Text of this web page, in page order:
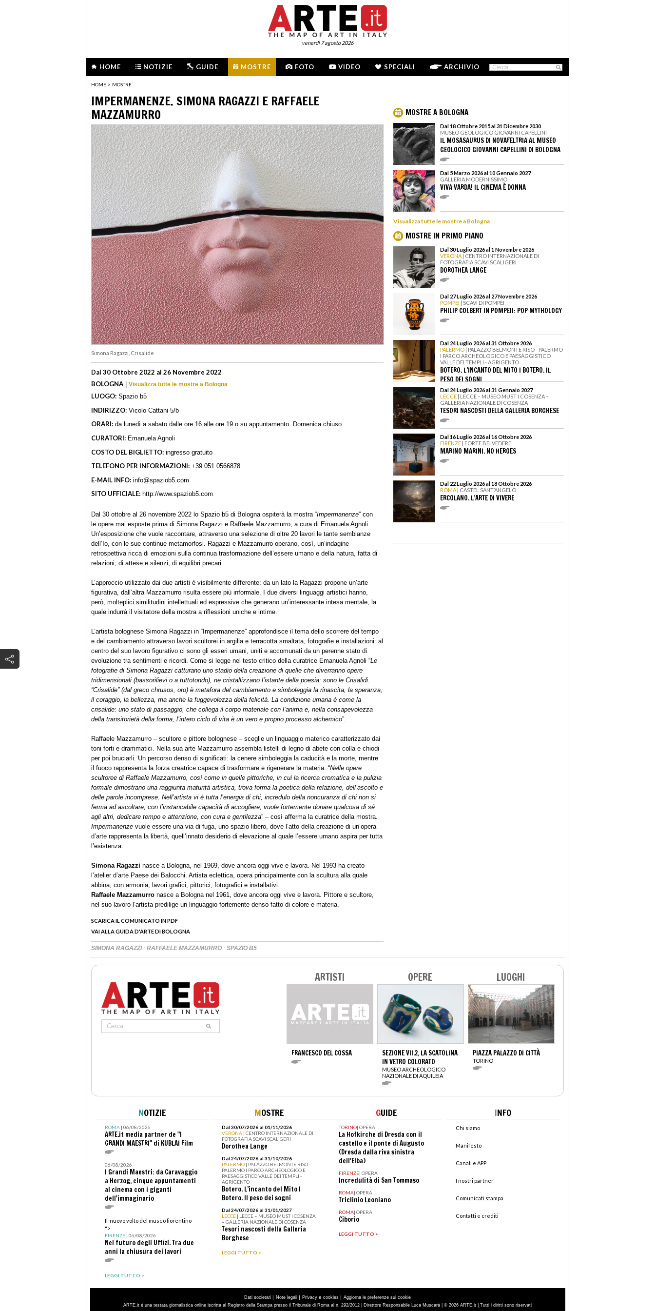
venerdì 7 agosto 2026
HOME NOTIZIE GUIDE MOSTRE FOTO VIDEO SPECIALI ARCHIVIO
HOME > MOSTRE
IMPERMANENZE. SIMONA RAGAZZI E RAFFAELE
MAZZAMURRO
Simona Ragazzi, Crisalide
Dal 30 Ottobre 2022 al 26 Novembre 2022
BOLOGNA | Visualizza tutte le mostre a Bologna
LUOGO: Spazio b5
INDIRIZZO: Vicolo Cattani 5/b
ORARI: da lunedì a sabato dalle ore 16 alle ore 19 o su appuntamento. Domenica chiuso
CURATORI: Emanuela Agnoli
COSTO DEL BIGLIETTO: ingresso gratuito
TELEFONO PER INFORMAZIONI: +39 051 0566878
E-MAIL INFO: info@spaziob5.com
SITO UFFICIALE: http://www.spaziob5.com
Dal 30 ottobre al 26 novembre 2022 lo Spazio b5 di Bologna ospiterà la mostra “Impermanenze” con
le opere mai esposte prima di Simona Ragazzi e Raffaele Mazzamurro, a cura di Emanuela Agnoli.
Un’esposizione che vuole raccontare, attraverso una selezione di oltre 20 lavori le tante sembianze
dell’Io, con le sue continue metamorfosi. Ragazzi e Mazzamurro operano, così, un’indagine
retrospettiva ricca di emozioni sulla continua trasformazione dell’essere umano e della natura, fatta di
relazioni, di attese e silenzi, di equilibri precari.
L’approccio utilizzato dai due artisti è visibilmente differente: da un lato la Ragazzi propone un’arte
figurativa, dall’altra Mazzamurro risulta essere più informale. I due diversi linguaggi artistici hanno,
però, molteplici similitudini intellettuali ed espressive che generano un’interessante intesa mentale, la
quale indurrà il visitatore della mostra a riflessioni uniche e intime.
L’artista bolognese Simona Ragazzi in “Impermanenze” approfondisce il tema dello scorrere del tempo
e del cambiamento attraverso lavori scultorei in argilla e terracotta smaltata, fotografie e installazioni: al
centro del suo lavoro figurativo ci sono gli esseri umani, uniti e accomunati da un perenne stato di
evoluzione tra sentimenti e ricordi. Come si legge nel testo critico della curatrice Emanuela Agnoli “Le
fotografie di Simona Ragazzi catturano uno stadio della creazione di quelle che diverranno opere
tridimensionali (bassorilievi o a tuttotondo), ne cristallizzano l’istante della poesia: sono le Crisalidi.
“Crisalide” (dal greco chrusos, oro) è metafora del cambiamento e simboleggia la rinascita, la speranza,
il coraggio, la bellezza, ma anche la fuggevolezza della felicità. La condizione umana è come la
crisalide: uno stato di passaggio, che collega il corpo materiale con l’anima e, nella consapevolezza
della transitorietà della forma, l’intero ciclo di vita è un vero e proprio processo alchemico”.
Raffaele Mazzamurro – scultore e pittore bolognese – sceglie un linguaggio materico caratterizzato dai
toni forti e drammatici. Nella sua arte Mazzamurro assembla listelli di legno di abete con colla e chiodi
per poi bruciarli. Un percorso denso di significati: la cenere simboleggia la caducità e la morte, mentre
il fuoco rappresenta la forza creatrice capace di trasformare e rigenerare la materia. “Nelle opere
scultoree di Raffaele Mazzamurro, così come in quelle pittoriche, in cui la ricerca cromatica e la pulizia
formale dimostrano una raggiunta maturità artistica, trova forma la poetica della relazione, dell’ascolto e
delle parole incomprese. Nell’artista vi è tutta l’energia di chi, incredulo della noncuranza di chi non si
ferma ad ascoltare, con l’instancabile capacità di accogliere, vuole fortemente donare qualcosa di sé
agli altri, dedicare tempo e attenzione, con cura e gentilezza” – così afferma la curatrice della mostra.
Impermanenze vuole essere una via di fuga, uno spazio libero, dove l’atto della creazione di un’opera
d’arte rappresenta la libertà, quell’innato desiderio di elevazione al quale l’essere umano aspira per tutta
l’esistenza.
Simona Ragazzi nasce a Bologna, nel 1969, dove ancora oggi vive e lavora. Nel 1993 ha creato
l’atelier d’arte Paese dei Balocchi. Artista eclettica, opera principalmente con la scultura alla quale
abbina, con armonia, lavori grafici, pittorici, fotografici e installativi.
Raffaele Mazzamurro nasce a Bologna nel 1961, dove ancora oggi vive e lavora. Pittore e scultore,
nel suo lavoro l’artista predilige un linguaggio fortemente denso fatto di colore e materia.
SCARICA IL COMUNICATO IN PDF
VAI ALLA GUIDA D'ARTE DI BOLOGNA
SIMONA RAGAZZI · RAFFAELE MAZZAMURRO · SPAZIO B5
MOSTRE A BOLOGNA
Dal 18 Ottobre 2015 al 31 Dicembre 2030
MUSEO GEOLOGICO GIOVANNI CAPELLINI
IL MOSASAURUS DI NOVAFELTRIA AL MUSEO
GEOLOGICO GIOVANNI CAPELLINI DI BOLOGNA
Dal 5 Marzo 2026 al 10 Gennaio 2027
GALLERIA MODERNISSIMO
VIVA VARDA! IL CINEMA È DONNA
Visualizza tutte le mostre a Bologna
MOSTRE IN PRIMO PIANO
Dal 30 Luglio 2026 al 1 Novembre 2026
VERONA | CENTRO INTERNAZIONALE DI
FOTOGRAFIA SCAVI SCALIGERI
DOROTHEA LANGE
Dal 27 Luglio 2026 al 27 Novembre 2026
POMPEI | SCAVI DI POMPEI
PHILIP COLBERT IN POMPEII: POP MYTHOLOGY
Dal 24 Luglio 2026 al 31 Ottobre 2026
PALERMO | PALAZZO BELMONTE RISO - PALERMO
I PARCO ARCHEOLOGICO E PAESAGGISTICO
VALLE DEI TEMPLI - AGRIGENTO
BOTERO. L’INCANTO DEL MITO I BOTERO. IL
PESO DEI SOGNI
Dal 24 Luglio 2026 al 31 Gennaio 2027
LECCE | LECCE – MUSEO MUST I COSENZA –
GALLERIA NAZIONALE DI COSENZA
TESORI NASCOSTI DELLA GALLERIA BORGHESE
Dal 16 Luglio 2026 al 16 Ottobre 2026
FIRENZE | FORTE BELVEDERE
MARINO MARINI. NO HEROES
Dal 22 Luglio 2026 al 18 Ottobre 2026
ROMA | CASTEL SANT’ANGELO
ERCOLANO. L’ARTE DI VIVERE
ARTISTI
FRANCESCO DEL COSSA
OPERE
SEZIONE VII.2, LA SCATOLINA
IN VETRO COLORATO
MUSEO ARCHEOLOGICO
NAZIONALE DI AQUILEIA
LUOGHI
PIAZZA PALAZZO DI CITTÀ
TORINO
NOTIZIE
ROMA| 06/08/2026
ARTE.it media partner de "I
GRANDI MAESTRI" di KUBLAI Film
06/08/2026
I Grandi Maestri: da Caravaggio
a Herzog, cinque appuntamenti
al cinema con i giganti
dell'immaginario
Il nuovo volto del museo fiorentino
">
FIRENZE| 06/08/2026
Nel futuro degli Uffizi. Tra due
anni la chiusura dei lavori
LEGGI TUTTO >
MOSTRE
Dal 30/07/2026 al 01/11/2026
VERONA | CENTRO INTERNAZIONALE DI
FOTOGRAFIA SCAVI SCALIGERI
Dorothea Lange
Dal 24/07/2026 al 31/10/2026
PALERMO | PALAZZO BELMONTE RISO -
PALERMO I PARCO ARCHEOLOGICO E
PAESAGGISTICO VALLE DEI TEMPLI -
AGRIGENTO
Botero. L’incanto del Mito I
Botero. Il peso dei sogni
Dal 24/07/2026 al 31/01/2027
LECCE | LECCE – MUSEO MUST I COSENZA
– GALLERIA NAZIONALE DI COSENZA
Tesori nascosti della Galleria
Borghese
LEGGI TUTTO >
GUIDE
TORINO| OPERA
La Hofkirche di Dresda con il
castello e il ponte di Augusto
(Dresda dalla riva sinistra
dell'Elba)
FIRENZE| OPERA
Incredulità di San Tommaso
ROMA| OPERA
Triclinio Leoniano
ROMA| OPERA
Ciborio
LEGGI TUTTO >
INFO
Chi siamo
Manifesto
Canali e APP
I nostri partner
Comunicati stampa
Contatti e crediti
Dati societari | Note legali | Privacy e cookies | Aggiorna le preferenze sui cookie
ARTE.it è una testata giornalistica online iscritta al Registro della Stampa presso il Tribunale di Roma al n. 292/2012 | Direttore Responsabile Luca Muscarà | © 2026 ARTE.it | Tutti i diritti sono riservati